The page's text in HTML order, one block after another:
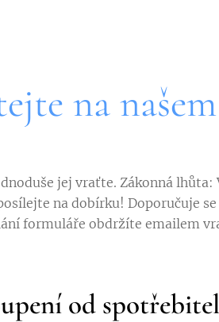
na
jej vraťte. Zákonná
na dobírku! Doporučuje
formuláře obdržíte emailem
od